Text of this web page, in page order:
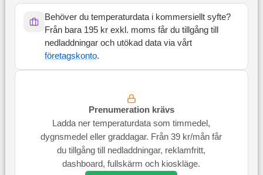
Behöver du temperaturdata i kommersiellt syfte?
Från bara 195 kr exkl. moms får du tillgång till
nedladdningar och utökad data via vårt
företagskonto.
Prenumeration krävs
Ladda ner temperaturdata som timmedel,
dygnsmedel eller graddagar. Från 39 kr/mån får
du tillgång till nedladdningar, reklamfritt,
dashboard, fullskärm och kioskläge.